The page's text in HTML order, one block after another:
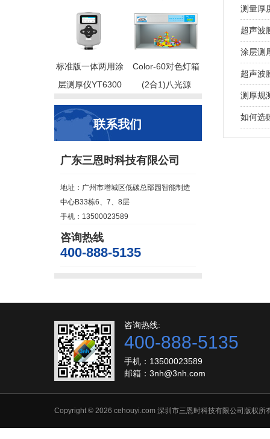
标准版一体两用涂
层测厚仪YT6300
Color-60对色灯箱
(2合1)八光源
联系我们
广东三恩时科技有限公司
地址：广州市增城区低碳总部园智能制造
中心B33栋6、7、8层
手机：13500023589
咨询热线
400-888-5135
测量厚
超声波
涂层测
超声波
测厚规
如何选
咨询热线:
400-888-5135
手机：13500023589
邮箱： 3nh@3nh.com
Copyright © 2026 cehouyi.com 深圳市三恩时科技有限公司版权